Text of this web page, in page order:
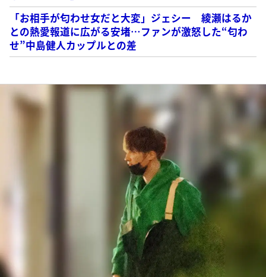
「お相手が匂わせ女だと大変」ジェシー 綾瀬はるか
との熱愛報道に広がる安堵…ファンが激怒した“匂わ
せ”中島健人カップルとの差